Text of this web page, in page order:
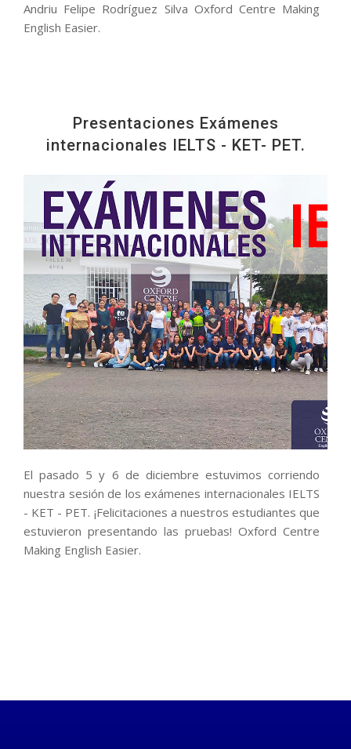
Andriu Felipe Rodríguez Silva Oxford Centre Making
English Easier.
Presentaciones Exámenes
internacionales IELTS - KET- PET.
El pasado 5 y 6 de diciembre estuvimos corriendo
nuestra sesión de los exámenes internacionales IELTS
- KET - PET. ¡Felicitaciones a nuestros estudiantes que
estuvieron presentando las pruebas! Oxford Centre
Making English Easier.